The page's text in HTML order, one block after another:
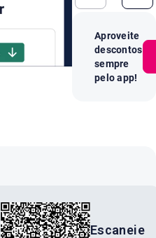
novo na
Aproveite
descontos
sempre
pelo app!
Escaneie